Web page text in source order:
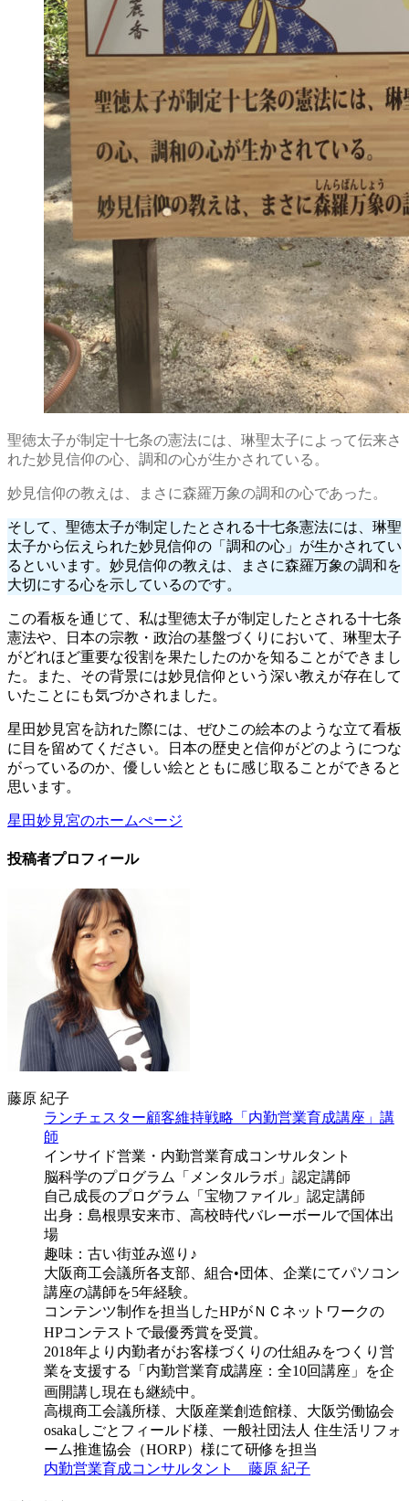
聖徳太子が制定十七条の憲法には、琳聖太子によって伝来さ
れた妙見信仰の心、調和の心が生かされている。
妙見信仰の教えは、まさに森羅万象の調和の心であった。
そして、聖徳太子が制定したとされる十七条憲法には、琳聖
太子から伝えられた妙見信仰の「調和の心」が生かされてい
るといいます。妙見信仰の教えは、まさに森羅万象の調和を
大切にする心を示しているのです。
この看板を通じて、私は聖徳太子が制定したとされる十七条
憲法や、日本の宗教・政治の基盤づくりにおいて、琳聖太子
がどれほど重要な役割を果たしたのかを知ることができまし
た。また、その背景には妙見信仰という深い教えが存在して
いたことにも気づかされました。
星田妙見宮を訪れた際には、ぜひこの絵本のような立て看板
に目を留めてください。日本の歴史と信仰がどのようにつな
がっているのか、優しい絵とともに感じ取ることができると
思います。
星田妙見宮のホームぺージ
投稿者プロフィール
藤原 紀子
ランチェスター顧客維持戦略「内勤営業育成講座」講
師
インサイド営業・内勤営業育成コンサルタント
脳科学のプログラム「メンタルラボ」認定講師
自己成長のプログラム「宝物ファイル」認定講師
出身：島根県安来市、高校時代バレーボールで国体出
場
趣味：古い街並み巡り♪
大阪商工会議所各支部、組合•団体、企業にてパソコン
講座の講師を5年経験。
コンテンツ制作を担当したHPがＮＣネットワークの
HPコンテストで最優秀賞を受賞。
2018年より内勤者がお客様づくりの仕組みをつくり営
業を支援する「内勤営業育成講座：全10回講座」を企
画開講し現在も継続中。
高槻商工会議所様、大阪産業創造館様、大阪労働協会
osakaしごとフィールド様、一般社団法人 住生活リフォ
ーム推進協会（HORP）様にて研修を担当
内勤営業育成コンサルタント 藤原 紀子